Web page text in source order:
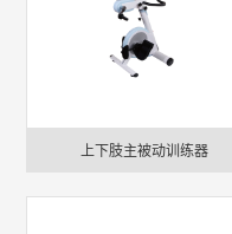
上下肢主被动训练器